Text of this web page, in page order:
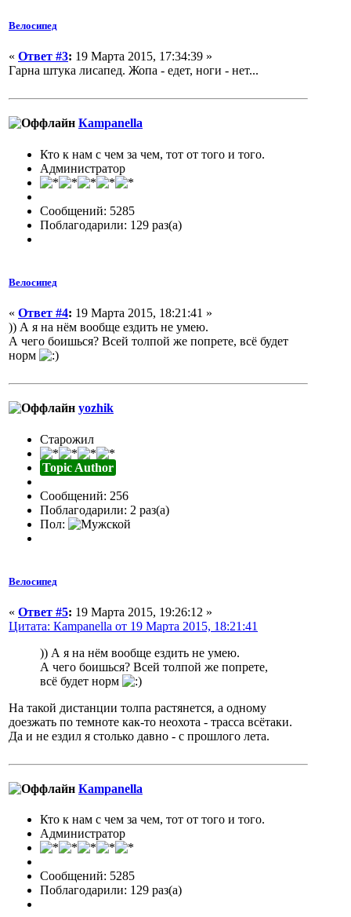
Велосипед
« Ответ #3: 19 Марта 2015, 17:34:39 »
Гарна штука лисапед. Жопа - едет, ноги - нет...
Кampanella
Кто к нам с чем за чем, тот от того и того.
Администратор
Сообщений: 5285
Поблагодарили: 129 раз(а)
Велосипед
« Ответ #4: 19 Марта 2015, 18:21:41 »
)) А я на нём вообще ездить не умею.
А чего боишься? Всей толпой же попрете, всё будет
норм
yozhik
Старожил
Topic Author
Сообщений: 256
Поблагодарили: 2 раз(а)
Пол:
Велосипед
« Ответ #5: 19 Марта 2015, 19:26:12 »
Цитата: Кampanella от 19 Марта 2015, 18:21:41
)) А я на нём вообще ездить не умею.
А чего боишься? Всей толпой же попрете,
всё будет норм
На такой дистанции толпа растянется, а одному
доезжать по темноте как-то неохота - трасса всётаки.
Да и не ездил я столько давно - с прошлого лета.
Кampanella
Кто к нам с чем за чем, тот от того и того.
Администратор
Сообщений: 5285
Поблагодарили: 129 раз(а)